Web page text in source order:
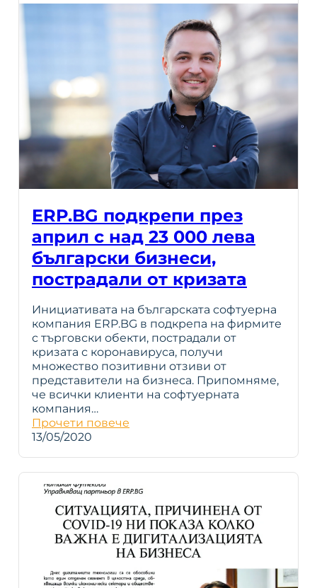
ERP.BG подкрепи през
април с над 23 000 лева
български бизнеси,
пострадали от кризата
Инициативата на българската софтуерна
компания ERP.BG в подкрепа на фирмите
с търговски обекти, пострадали от
кризата с коронавируса, получи
множество позитивни отзиви от
представители на бизнеса. Припомняме,
че всички клиенти на софтуерната
компания…
Прочети повече
13/05/2020